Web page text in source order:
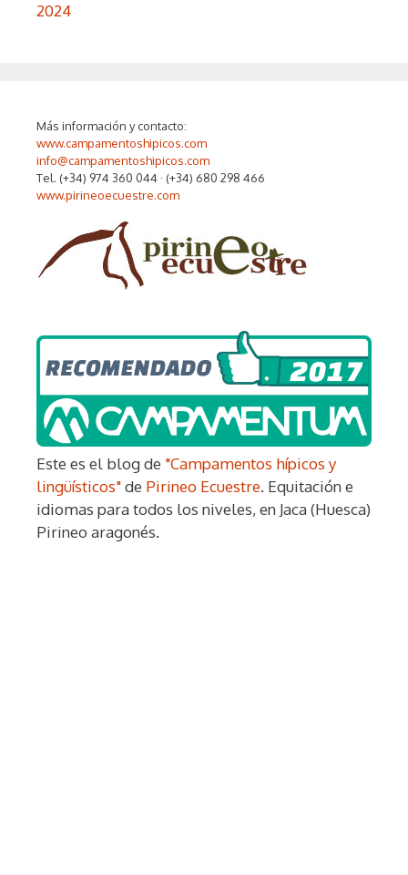
2024
Más información y contacto:
www.campamentoshipicos.com
info@campamentoshipicos.com
Tel. (+34) 974 360 044 · (+34) 680 298 466
www.pirineoecuestre.com
Este es el blog de "Campamentos hípicos y
lingüísticos"de Pirineo Ecuestre. Equitación e
idiomas para todos los niveles, en Jaca (Huesca)
Pirineo aragonés.